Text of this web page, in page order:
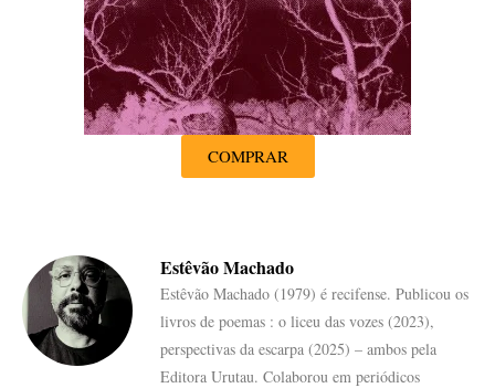
COMPRAR
Estêvão Machado
Estêvão Machado (1979) é recifense. Publicou os
livros de poemas : o liceu das vozes (2023),
perspectivas da escarpa (2025) – ambos pela
Editora Urutau. Colaborou em periódicos